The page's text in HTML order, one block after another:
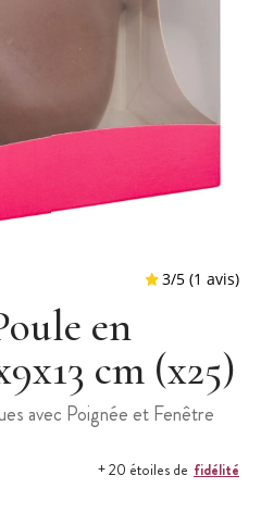
en
cm (x25)
avec Poignée et Fenêtre
+ 20 étoiles de fidélité